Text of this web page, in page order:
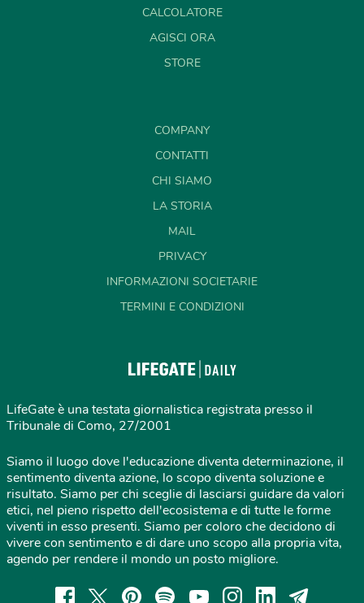
CALCOLATORE
AGISCI ORA
STORE
COMPANY
CONTATTI
CHI SIAMO
LA STORIA
MAIL
PRIVACY
INFORMAZIONI SOCIETARIE
TERMINI E CONDIZIONI
LifeGate è una testata giornalistica registrata presso il
Tribunale di Como, 27/2001
Siamo il luogo dove l'educazione diventa determinazione, il
sentimento diventa azione, lo scopo diventa soluzione e
risultato. Siamo per chi sceglie di lasciarsi guidare da valori
etici, nel pieno rispetto dell'ecosistema e di tutte le forme
viventi in esso presenti. Siamo per coloro che decidono di
vivere con sentimento e di dare uno scopo alla propria vita,
agendo per rendere il mondo un posto migliore.